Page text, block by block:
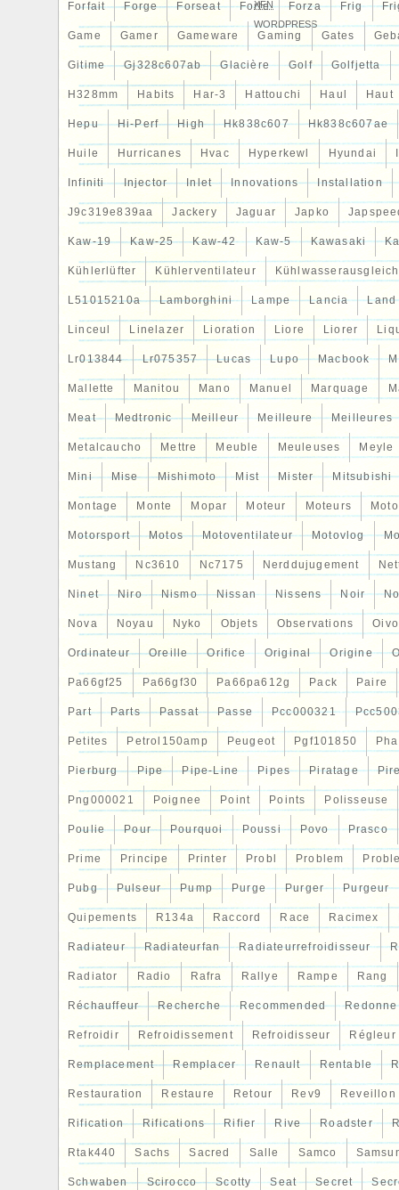
Forfait Forge Forseat Forte Forza Frig
Game Gamer Gameware Gaming Gates
Gitime Gj328c607ab Glacière Golf Golfjetta
H328mm Habits Har-3 Hattouchi Haul Haut
Hepu Hi-Perf High Hk838c607 Hk838c607ae
Huile Hurricanes Hvac Hyperkewl Hyundai
Infiniti Injector Inlet Innovations Installation
J9c319e839aa Jackery Jaguar Japko
Kaw-19 Kaw-25 Kaw-42 Kaw-5 Kawasaki
Kühlerlüfter Kühlerventilateur
L51015210a Lamborghini Lampe Lancia Land
Linceul Linelazer Lioration Liore Liorer
Lr013844 Lr075357 Lucas Lupo Macbook
Mallette Manitou Mano Manuel Marquage
Meat Medtronic Meilleur Meilleure Meilleures
Metalcaucho Mettre Meuble Meuleuses Meyle
Mini Mise Mishimoto Mist Mister Mitsubishi
Montage Monte Mopar Moteur Moteurs Moto
Motorsport Motos Motoventilateur Motovlog
Mustang Nc3610 Nc7175 Nerddujugement
Ninet Niro Nismo Nissan Nissens Noir
Nova Noyau Nyko Objets Observations Oivo
Ordinateur Oreille Orifice Original Origine
Pa66gf25 Pa66gf30 Pa66pa612g Pack Paire
Part Parts Passat Passe Pcc000321
Petites Petrol150amp Peugeot Pgf101850
Pierburg Pipe Pipe-Line Pipes Piratage
Png000021 Poignee Point Points Polisseuse
Poulie Pour Pourquoi Poussi Povo Prasco
Prime Principe Printer Probl Problem
Pubg Pulseur Pump Purge Purger Purgeur
Quipements R134a Raccord Race Racimex
Radiateur Radiateurfan Radiateurrefroidisseur
Radiator Radio Rafra Rallye Rampe Rang
Réchauffeur Recherche Recommended Redonne
Refroidir Refroidissement Refroidisseur Régleur
Remplacement Remplacer Renault Rentable
Restauration Restaure Retour Rev9 Reveillon
Rification Rifications Rifier Rive Roadster
Rtak440 Sachs Sacred Salle Samco
Schwaben Scirocco Scotty Seat Secret
XFN
WORDPRESS